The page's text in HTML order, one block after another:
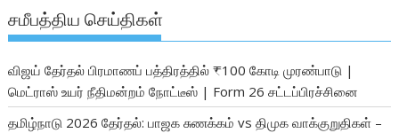
சமீபத்திய செய்திகள்
விஜய் தேர்தல் பிரமாணப் பத்திரத்தில் ₹100 கோடி முரண்பாடு |
மெட்ராஸ் உயர் நீதிமன்றம் நோட்டீஸ் | Form 26 சட்டப்பிரச்சினை
தமிழ்நாடு 2026 தேர்தல்: பாஜக சுணக்கம் vs திமுக வாக்குறுதிகள் –